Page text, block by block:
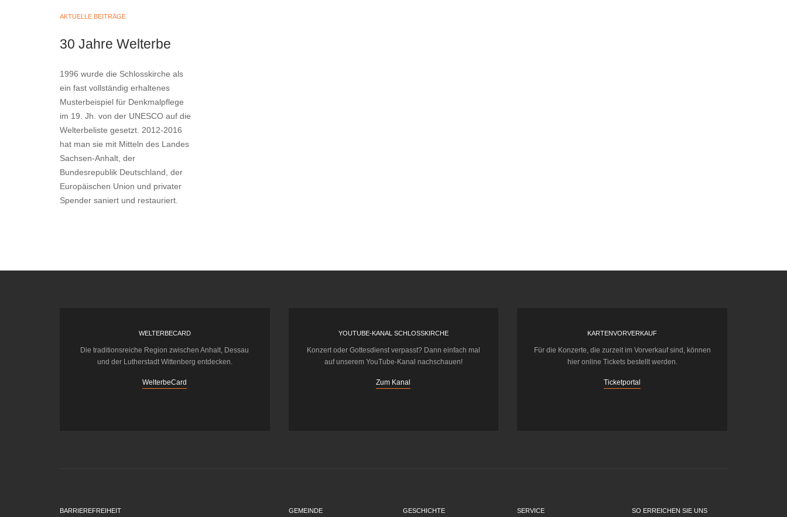
AKTUELLE BEITRÄGE
30 Jahre Welterbe
1996 wurde die Schlosskirche als
ein fast vollständig erhaltenes
Musterbeispiel für Denkmalpflege
im 19. Jh. von der UNESCO auf die
Welterbeliste gesetzt. 2012-2016
hat man sie mit Mitteln des Landes
Sachsen-Anhalt, der
Bundesrepublik Deutschland, der
Europäischen Union und privater
Spender saniert und restauriert.
WELTERBECARD
Die traditionsreiche Region zwischen Anhalt, Dessau
und der Lutherstadt Wittenberg entdecken.
WelterbeCard
YOUTUBE-KANAL SCHLOSSKIRCHE
Konzert oder Gottesdienst verpasst? Dann einfach mal
auf unserem YouTube-Kanal nachschauen!
Zum Kanal
KARTENVORVERKAUF
Für die Konzerte, die zurzeit im Vorverkauf sind, können
hier online Tickets bestellt werden.
Ticketportal
BARRIEREFREIHEIT GEMEINDE GESCHICHTE SERVICE SO ERREICHEN SIE UNS